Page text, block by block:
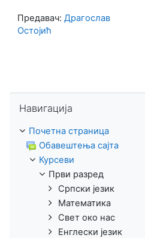
Предавач: Драгослав
Остојић
Навигација
Почетна страница
Обавештења сајта
Курсеви
Први разред
Српски језик
Математика
Свет око нас
Енглески језик